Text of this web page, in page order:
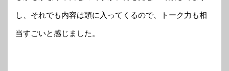
し、それでも内容は頭に入ってくるので、トーク力も相
当すごいと感じました。